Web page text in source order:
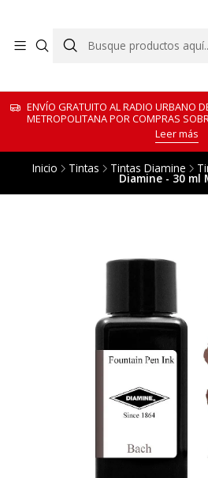
ENVÍO GRATUITO AL RADIO URBANO
METROPOLITANA POR COMPRAS
Leer más
Inicio Tintas Tintas Diamine
Diamine - 30 ml